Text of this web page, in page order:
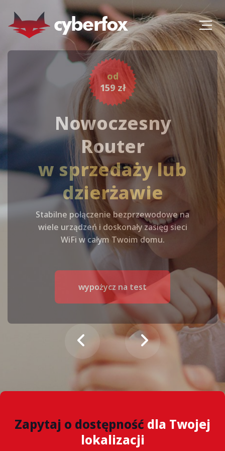
Internet Radiowy
PLUS
konkurencja
światłowodu
Niskie koszty utrzymania łącza i
elastyczność, stała jakość
od
159 zł
Nowoczesny
Router
w sprzedaży lub
dzierżawie
Stabilne połączenie bezprzewodowe na
wiele urządzeń i doskonały zasięg sieci
WiFi w całym Twoim domu.
wypożycz na test
Zapytaj o dostępność dla Twojej
lokalizacji